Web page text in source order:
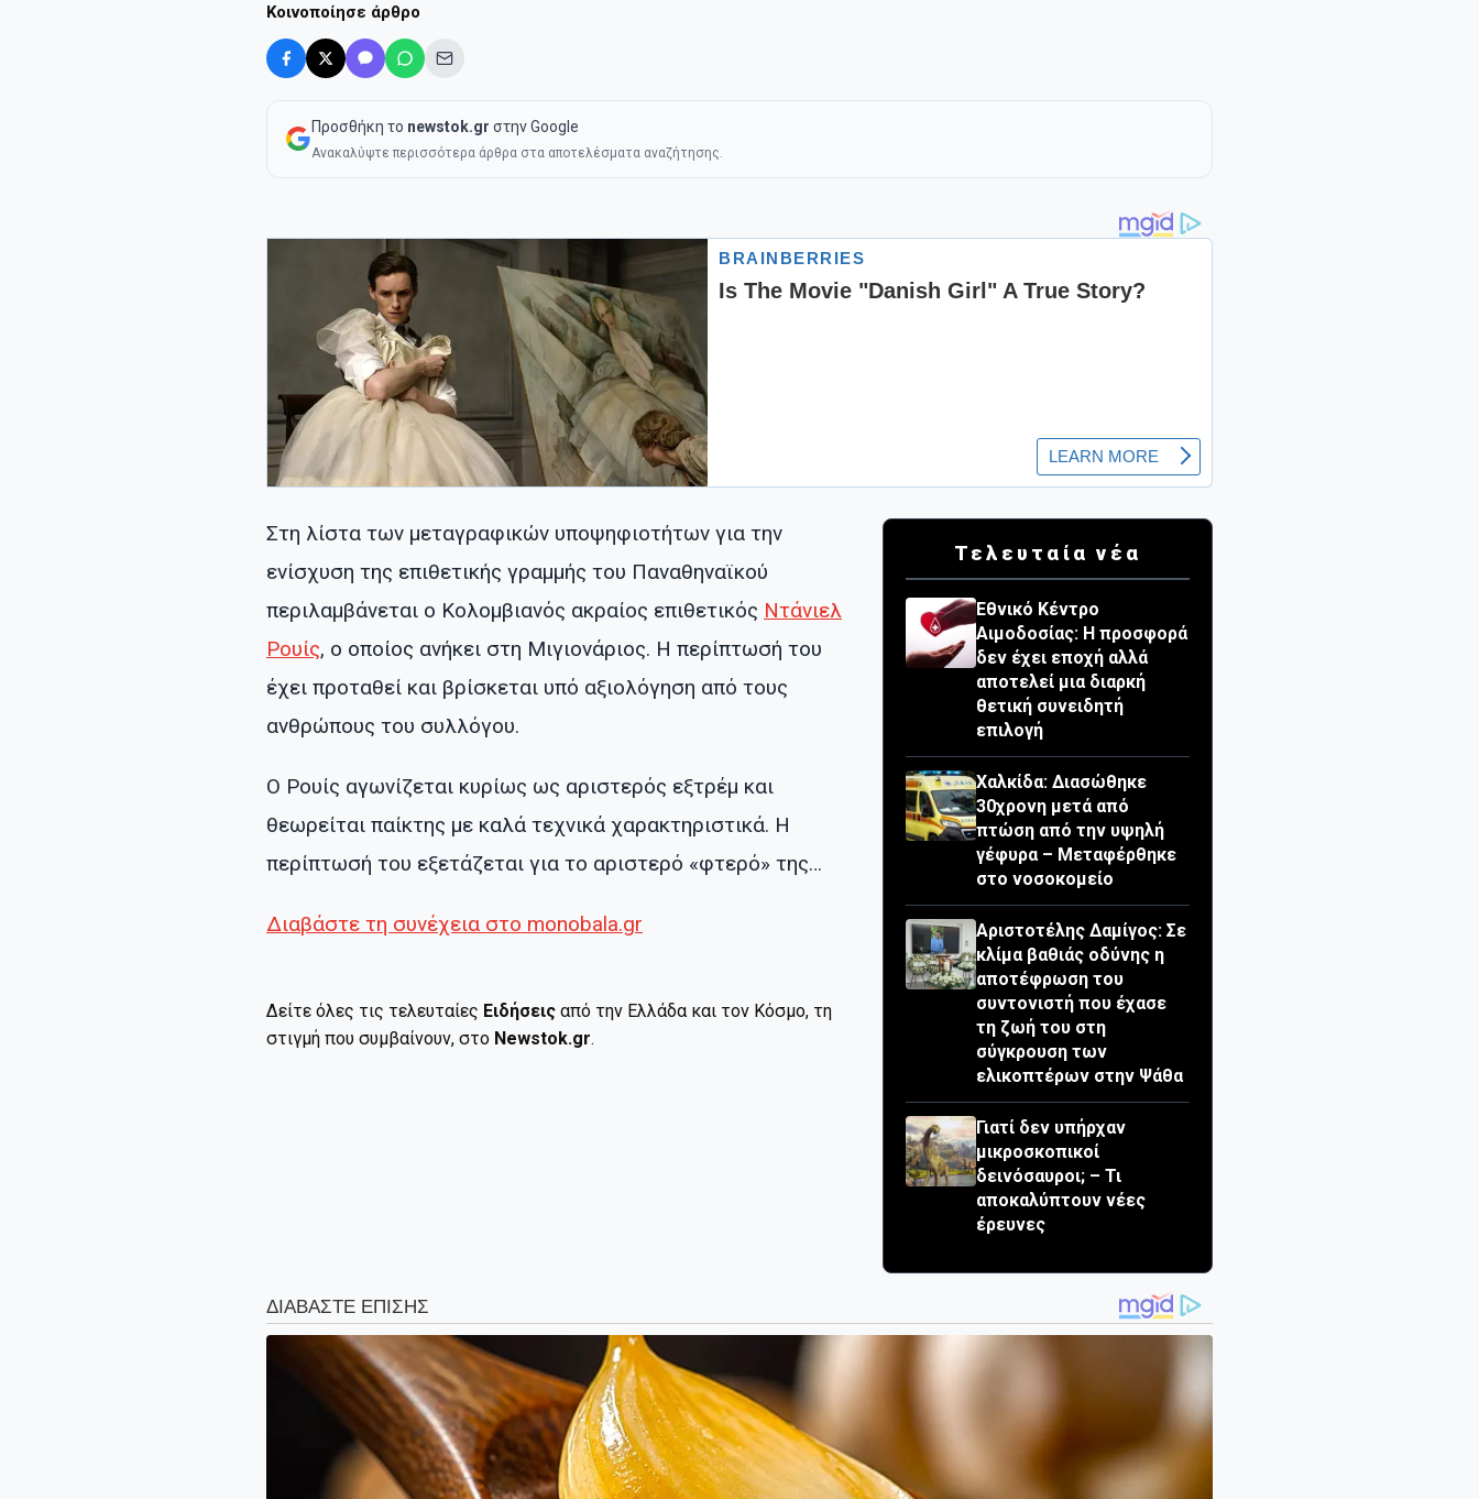
Κοινοποίησε άρθρο
Προσθήκη το newstok.gr στην Google
Ανακαλύψτε περισσότερα άρθρα στα αποτελέσματα αναζήτησης.
Τελευταία νέα
Εθνικό Κέντρο
Αιμοδοσίας: Η προσφορά
δεν έχει εποχή αλλά
αποτελεί μια διαρκή
θετική συνειδητή
επιλογή
Χαλκίδα: Διασώθηκε
30χρονη μετά από
πτώση από την υψηλή
γέφυρα – Μεταφέρθηκε
στο νοσοκομείο
Αριστοτέλης Δαμίγος: Σε
κλίμα βαθιάς οδύνης η
αποτέφρωση του
συντονιστή που έχασε
τη ζωή του στη
σύγκρουση των
ελικοπτέρων στην Ψάθα
Γιατί δεν υπήρχαν
μικροσκοπικοί
δεινόσαυροι; – Τι
αποκαλύπτουν νέες
έρευνες
Στη λίστα των μεταγραφικών υποψηφιοτήτων για την
ενίσχυση της επιθετικής γραμμής του Παναθηναϊκού
περιλαμβάνεται ο Κολομβιανός ακραίος επιθετικός Ντάνιελ
Ρουίς, ο οποίος ανήκει στη Μιγιονάριος. Η περίπτωσή του
έχει προταθεί και βρίσκεται υπό αξιολόγηση από τους
ανθρώπους του συλλόγου.
Ο Ρουίς αγωνίζεται κυρίως ως αριστερός εξτρέμ και
θεωρείται παίκτης με καλά τεχνικά χαρακτηριστικά. Η
περίπτωσή του εξετάζεται για το αριστερό «φτερό» της…
Διαβάστε τη συνέχεια στο monobala.gr
Δείτε όλες τις τελευταίες Ειδήσεις από την Ελλάδα και τον Κόσμο, τη
στιγμή που συμβαίνουν, στο Newstok.gr.